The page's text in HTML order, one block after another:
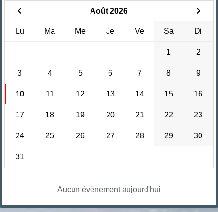
Août 2026
Lu Ma Me Je Ve Sa Di
1 2
3 4 5 6 7 8 9
10 11 12 13 14 15 16
17 18 19 20 21 22 23
24 25 26 27 28 29 30
31
Aucun évènement aujourd'hui